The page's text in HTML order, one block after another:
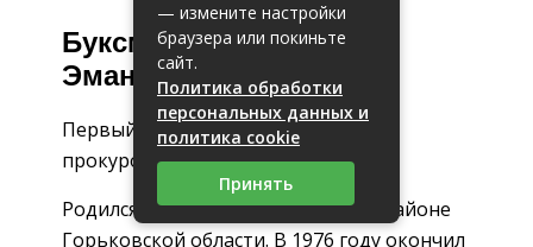
Буксман Александр
Эмануилович
Первый заместитель Генерального
прокурора Российской Федерации
Родился в 1951 году в Шахунском районе
Горьковской области. В 1976 году окончил
— измените настройки
браузера или покиньте
сайт.
Политика обработки
персональных данных и
политика cookie
Принять